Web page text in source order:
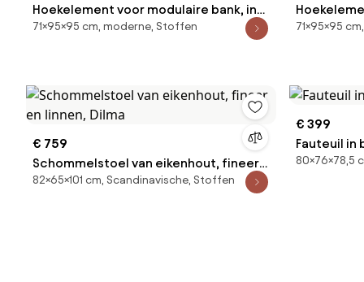
Hoekelement voor modulaire bank, in
badstof, Seven
71×95×95 cm, moderne, Stoffen 71×95×95
€ 759
Schommelstoel van eikenhout, fineer
en linnen, Dilma
82×65×101 cm, Scandinavische, Stoffen
€ 399
Fauteuil in
80×76×78,5